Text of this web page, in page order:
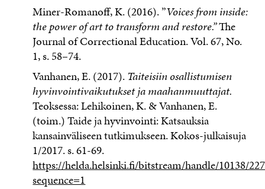
Miner-Romanoff, K. (2016). ”Voices from inside:
the power of art to trans­form and restore.”The
Journal of Correctional Education. Vol. 67, No.
1, s. 58–74.
Vanhanen, E. (2017). Taiteisiin osallistumisen
hyvinvointivaikutukset ja maahanmuuttajat.
Teoksessa: Lehikoinen, K. & Vanhanen, E.
(toim.) Taide ja hyvinvointi: Katsauksia
kansainväliseen tutkimukseen. Kokos-julkaisuja
1/2017. s. 61-69.
https://helda.helsinki.fi/bitstream/handle/10138/
sequence=1